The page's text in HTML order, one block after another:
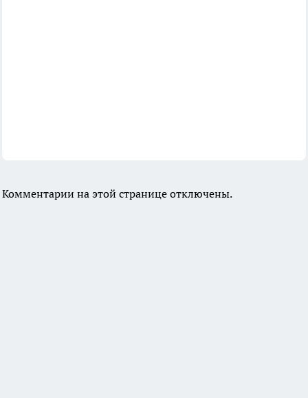
Комментарии на этой странице отключены.